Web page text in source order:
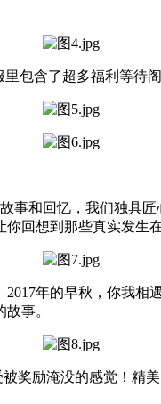
包含了超多福利等待
和回忆，我们独具
回想到那些真实发生
年的早秋，你我
事。
奖励淹没的感觉！